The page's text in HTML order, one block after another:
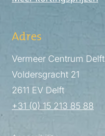
Adres
Vermeer Centrum Delft
Voldersgracht 21
2611 EV Delft
+31 (0) 15 213 85 88